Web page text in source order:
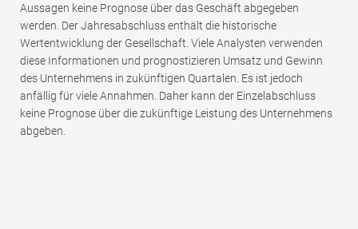
Aussagen keine Prognose über das Geschäft abgegeben
werden. Der Jahresabschluss enthält die historische
Wertentwicklung der Gesellschaft. Viele Analysten verwenden
diese Informationen und prognostizieren Umsatz und Gewinn
des Unternehmens in zukünftigen Quartalen. Es ist jedoch
anfällig für viele Annahmen. Daher kann der Einzelabschluss
keine Prognose über die zukünftige Leistung des Unternehmens
abgeben.